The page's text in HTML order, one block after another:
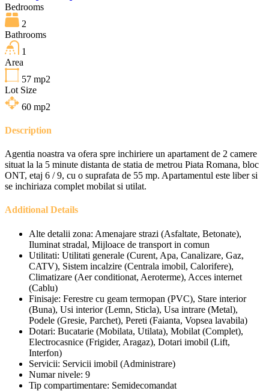
Bedrooms
2
Bathrooms
1
Area
57 mp2
Lot Size
60 mp2
Description
Agentia noastra va ofera spre inchiriere un apartament de 2 camere
situat la la 5 minute distanta de statia de metrou Piata Romana, bloc
ONT, etaj 6 / 9, cu o suprafata de 55 mp. Apartamentul este liber si
se inchiriaza complet mobilat si utilat.
Additional Details
Alte detalii zona: Amenajare strazi (Asfaltate, Betonate),
Iluminat stradal, Mijloace de transport in comun
Utilitati: Utilitati generale (Curent, Apa, Canalizare, Gaz,
CATV), Sistem incalzire (Centrala imobil, Calorifere),
Climatizare (Aer conditionat, Aeroterme), Acces internet
(Cablu)
Finisaje: Ferestre cu geam termopan (PVC), Stare interior
(Buna), Usi interior (Lemn, Sticla), Usa intrare (Metal),
Podele (Gresie, Parchet), Pereti (Faianta, Vopsea lavabila)
Dotari: Bucatarie (Mobilata, Utilata), Mobilat (Complet),
Electrocasnice (Frigider, Aragaz), Dotari imobil (Lift,
Interfon)
Servicii: Servicii imobil (Administrare)
Numar nivele: 9
Tip compartimentare: Semidecomandat